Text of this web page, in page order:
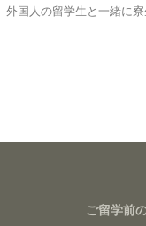
国人の留学生と一緒に
ご留学前